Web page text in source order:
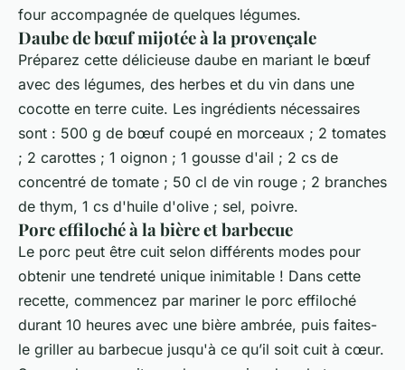
four accompagnée de quelques légumes.
Daube de bœuf mijotée à la provençale
Préparez cette délicieuse daube en mariant le bœuf
avec des légumes, des herbes et du vin dans une
cocotte en terre cuite. Les ingrédients nécessaires
sont : 500 g de bœuf coupé en morceaux ; 2 tomates
; 2 carottes ; 1 oignon ; 1 gousse d'ail ; 2 cs de
concentré de tomate ; 50 cl de vin rouge ; 2 branches
de thym, 1 cs d'huile d'olive ; sel, poivre.
Porc effiloché à la bière et barbecue
Le porc peut être cuit selon différents modes pour
obtenir une tendreté unique inimitable ! Dans cette
recette, commencez par mariner le porc effiloché
durant 10 heures avec une bière ambrée, puis faites-
le griller au barbecue jusqu'à ce qu’il soit cuit à cœur.